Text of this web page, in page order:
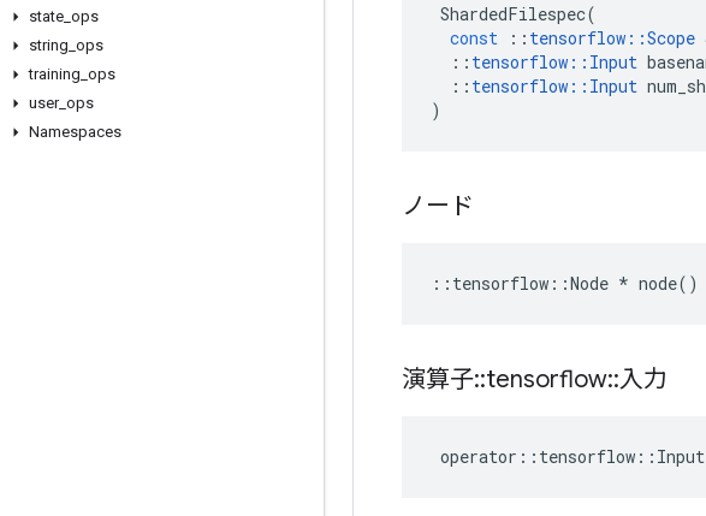
state ops
string ops
training ops
user_ ops
Namespaces
ShardedFilespec(
const
:: tensorflow ::Scope
:: tensorflow :: Input
:: tensorflow :: Input
)
ノード
:: tensorflow ::Node * node()
演算子::tensorflow::入力
operator :: tensorflow :: Input